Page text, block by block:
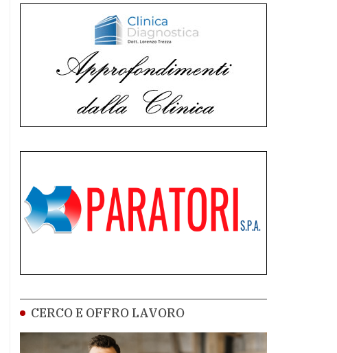
CERCO E OFFRO LAVORO